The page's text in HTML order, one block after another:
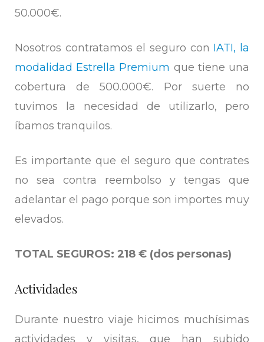
50.000€.
Nosotros contratamos el seguro con IATI, la
modalidad Estrella Premium que tiene una
cobertura de 500.000€. Por suerte no
tuvimos la necesidad de utilizarlo, pero
íbamos tranquilos.
Es importante que el seguro que contrates
no sea contra reembolso y tengas que
adelantar el pago porque son importes muy
elevados.
TOTAL SEGUROS: 218 € (dos personas)
Actividades
Durante nuestro viaje hicimos muchísimas
actividades y visitas, que han subido